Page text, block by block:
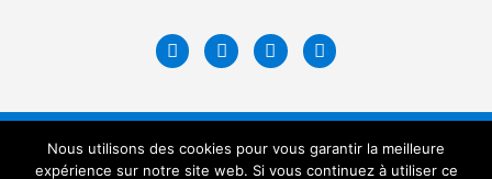
Copyright © 2026 WeRideOn Cycling Paris
Nous utilisons des cookies pour vous garantir la meilleure
expérience sur notre site web. Si vous continuez à utiliser ce